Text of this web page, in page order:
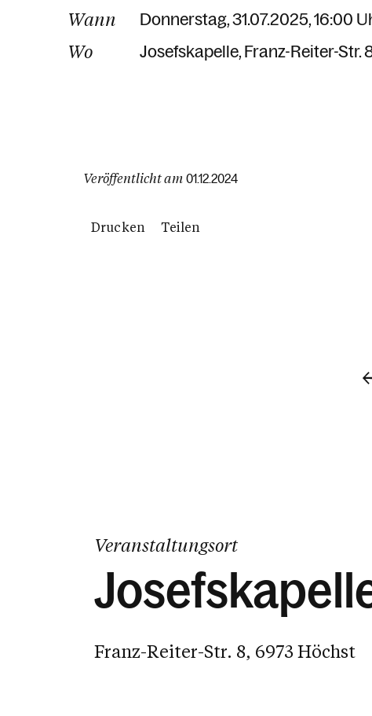
Wann Donnerstag, 31.07.2025, 16:00
Wo Josefskapelle Franz-Reiter-Str.
Veröffentlicht am 01.12.2024
Drucken Teilen
Veranstaltungsort
Franz-Reiter-Str. 8, 6973 Höchst